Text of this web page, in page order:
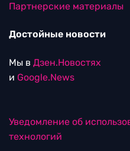
Партнерские материалы
Достойные новости
Мы в Дзен.Новостях
и Google.News
Уведомление об
технологий